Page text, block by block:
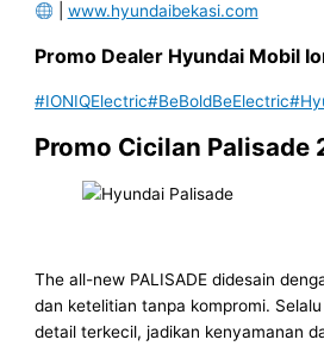
www.hyundaibekasi.com
Promo Dealer Hyundai Mobil
#IONIQElectric#BeBoldBeElectric
Promo Cicilan Palisade
The all-new PALISADE didesain
dan ketelitian tanpa kompromi.
detail terkecil, jadikan kenyamanan